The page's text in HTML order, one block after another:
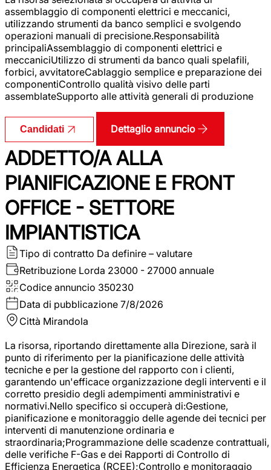
assemblaggio di componenti elettrici e meccanici,
utilizzando strumenti da banco semplici e svolgendo
operazioni manuali di precisione.Responsabilità
principaliAssemblaggio di componenti elettrici e
meccaniciUtilizzo di strumenti da banco quali spelafili,
forbici, avvitatoreCablaggio semplice e preparazione dei
componentiControllo qualità visivo delle parti
assemblateSupporto alle attività generali di produzione
Candidati Dettaglio annuncio
ADDETTO/A ALLA
PIANIFICAZIONE E FRONT
OFFICE - SETTORE
IMPIANTISTICA
Tipo di contratto Da definire – valutare
Retribuzione Lorda 23000 - 27000 annuale
Codice annuncio 350230
Data di pubblicazione 7/8/2026
Città Mirandola
La risorsa, riportando direttamente alla Direzione, sarà il
punto di riferimento per la pianificazione delle attività
tecniche e per la gestione del rapporto con i clienti,
garantendo un'efficace organizzazione degli interventi e il
corretto presidio degli adempimenti amministrativi e
normativi.Nello specifico si occuperà di:Gestione,
pianificazione e monitoraggio delle agende dei tecnici per
interventi di manutenzione ordinaria e
straordinaria;Programmazione delle scadenze contrattuali,
delle verifiche F-Gas e dei Rapporti di Controllo di
Efficienza Energetica (RCEE);Controllo e monitoraggio